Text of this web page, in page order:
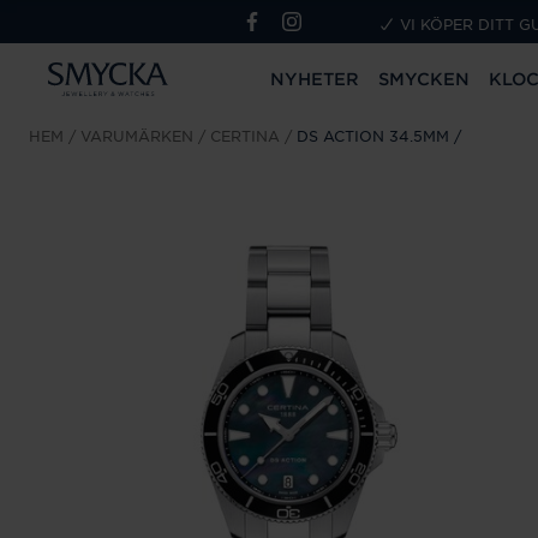
VI KÖPER DITT
NYHETER SMYCKEN
HEM VARUMÄRKEN CERTINA DS ACTION 34.5MM